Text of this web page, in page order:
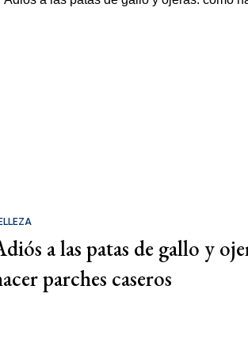
a las patas de gallo y
parches caseros